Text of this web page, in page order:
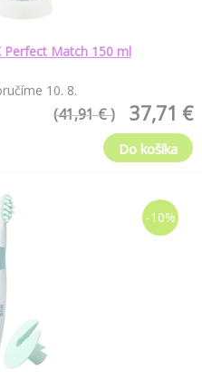
Perfect Match 150 ml
10. 8.
37,71 €
(41,91 € )
Do košíka
-10%